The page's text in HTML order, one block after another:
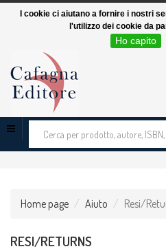
Cerca
tra
Home page
Aiuto Resi/
RESI/RETURNS
I cookie ci aiutano a fornire i nostri
l'utilizzo dei cookie da
Ho capito